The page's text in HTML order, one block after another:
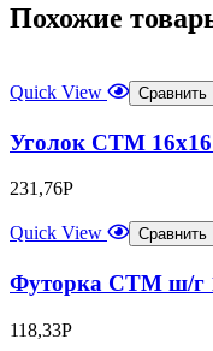
Похожие
Quick View Сравнить
Уголок CTM
231,76Р
Quick View Сравнить
Футорка СТМ ш/г
118,33Р